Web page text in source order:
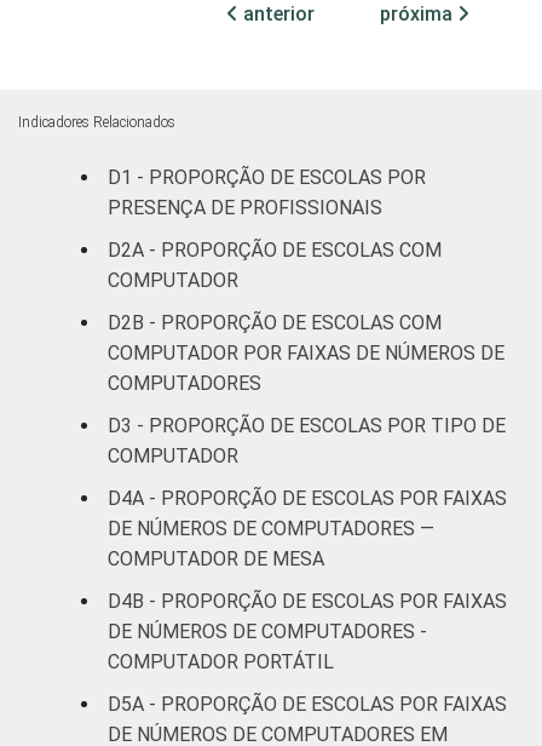
anterior próxima
Indicadores Relacionados
D1 - PROPORÇÃO DE ESCOLAS POR
PRESENÇA DE PROFISSIONAIS
D2A - PROPORÇÃO DE ESCOLAS COM
COMPUTADOR
D2B - PROPORÇÃO DE ESCOLAS COM
COMPUTADOR POR FAIXAS DE NÚMEROS DE
COMPUTADORES
D3 - PROPORÇÃO DE ESCOLAS POR TIPO DE
COMPUTADOR
D4A - PROPORÇÃO DE ESCOLAS POR FAIXAS
DE NÚMEROS DE COMPUTADORES —
COMPUTADOR DE MESA
D4B - PROPORÇÃO DE ESCOLAS POR FAIXAS
DE NÚMEROS DE COMPUTADORES -
COMPUTADOR PORTÁTIL
D5A - PROPORÇÃO DE ESCOLAS POR FAIXAS
DE NÚMEROS DE COMPUTADORES EM